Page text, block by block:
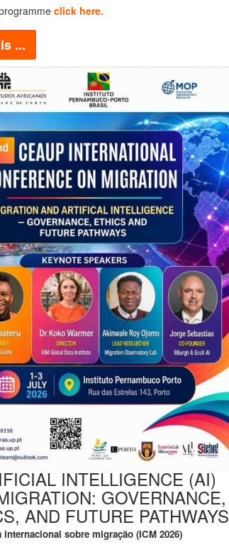
click here.
...
INTELLIGENCE (AI)
GOVERNANCE,
AND FUTURE PATHWAYS
internacional sobre migração (ICM 2026)